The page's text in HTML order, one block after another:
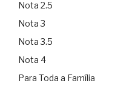
Nota 2.5
Nota 3
Nota 3.5
Nota 4
Para Toda a Família